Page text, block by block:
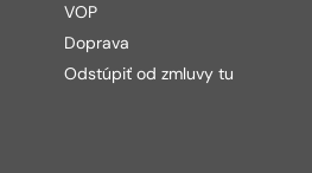
VOP
Doprava
Odstúpiť od zmluvy tu